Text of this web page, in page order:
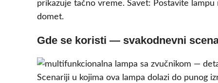
prikazuje tačno vreme. Savet: Postavite
domet.
Gde se koristi — svakodnevni
Scenariji u kojima ova lampa dolazi do punog